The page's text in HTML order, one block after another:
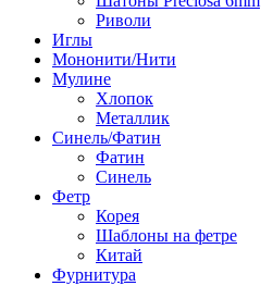
Риволи
Иглы
Мононити/Нити
Мулине
Хлопок
Металлик
Синель/Фатин
Фатин
Синель
Фетр
Корея
Шаблоны на фетре
Китай
Фурнитура